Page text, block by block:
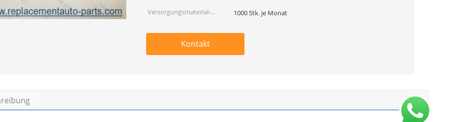
Versorgungsmaterial-
1000 Stk. je Monat
Kontakt